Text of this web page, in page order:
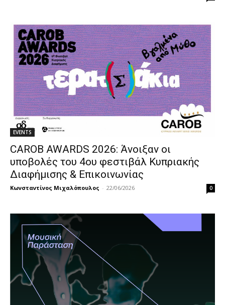
EVENTS
CAROB AWARDS 2026: Άνοιξαν οι
υποβολές του 4ου φεστιβάλ Κυπριακής
Διαφήμισης & Επικοινωνίας
Κωνσταντίνος Μιχαλόπουλος - 22/06/2026 0